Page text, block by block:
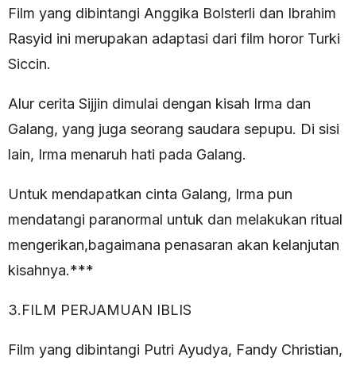
Film yang dibintangi Anggika Bolsterli dan Ibrahim
Rasyid ini merupakan adaptasi dari film horor Turki
Siccin.
Alur cerita Sijjin dimulai dengan kisah Irma dan
Galang, yang juga seorang saudara sepupu. Di sisi
lain, Irma menaruh hati pada Galang.
Untuk mendapatkan cinta Galang, Irma pun
mendatangi paranormal untuk dan melakukan ritual
mengerikan,bagaimana penasaran akan kelanjutan
kisahnya.***
3.FILM PERJAMUAN IBLIS
Film yang dibintangi Putri Ayudya, Fandy Christian,